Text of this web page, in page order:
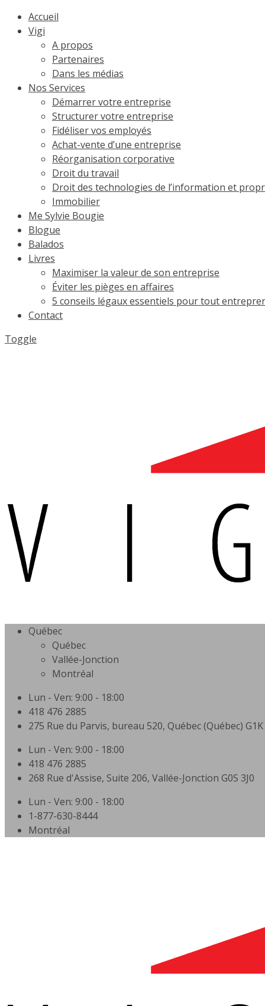
Accueil
Vigi
A propos
Partenaires
Dans les médias
Nos Services
Démarrer votre entreprise
Structurer votre entreprise
Fidéliser vos employés
Achat-vente d’une entreprise
Réorganisation corporative
Droit du travail
Droit des technologies de l’information et
Immobilier
Me Sylvie Bougie
Blogue
Balados
Livres
Maximiser la valeur de son entreprise
Éviter les pièges en affaires
5 conseils légaux essentiels pour tout
Contact
Toggle
Québec
Québec
Vallée-Jonction
Montréal
Lun - Ven: 9:00 - 18:00
418 476 2885
275 Rue du Parvis, bureau 520, Québec (Québec) G1K
Lun - Ven: 9:00 - 18:00
418 476 2885
268 Rue d'Assise, Suite 206, Vallée-Jonction G0S 3J0
Lun - Ven: 9:00 - 18:00
1-877-630-8444
Montréal